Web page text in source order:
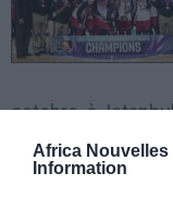
Africa Nouvelles
Information
octobre à
battu
monde FIBA, 64-